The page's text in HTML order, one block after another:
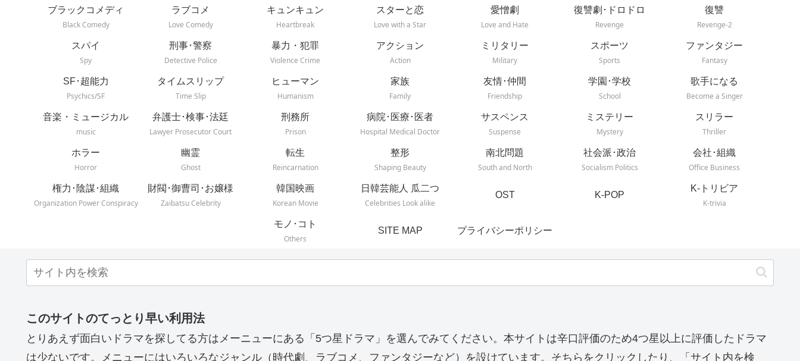
ブラックコメディ
Black Comedy
ラブコメ
Love Comedy
キュンキュン
Heartbreak
スターと恋
Love with a Star
愛憎劇
Love and Hate
復讐劇･ドロドロ
Revenge
復讐
Revenge-2
スパイ
Spy
刑事･警察
Detective Police
暴力・犯罪
Violence Crime
アクション
Action
ミリタリー
Military
スポーツ
Sports
ファンタジー
Fantasy
SF･超能力
Psychics/SF
タイムスリップ
Time Slip
ヒューマン
Humanism
家族
Family
友情･仲間
Friendship
学園･学校
School
歌手になる
Become a Singer
音楽・ミュージカル
music
弁護士･検事･法廷
Lawyer Prosecutor Court
刑務所
Prison
病院･医療･医者
Hospital Medical Doctor
サスペンス
Suspense
ミステリー
Mystery
スリラー
Thriller
ホラー
Horror
幽霊
Ghost
転生
Reincarnation
整形
Shaping Beauty
南北問題
South and North
社会派･政治
Socialism Politics
会社･組織
Office Business
権力･陰謀･組織
Organization Power Conspiracy
財閥･御曹司･お嬢様
Zaibatsu Celebrity
韓国映画
Korean Movie
日韓芸能人 瓜二つ
Celebrities Look alike
OST K-POP
K-トリビア
K-trivia
モノ･コト
Others
SITE MAP プライバシーポリシー
このサイトのてっとり早い利用法
とりあえず面白いドラマを探してる方はメーニューにある「5つ星ドラマ」を選んでみてください。本サイトは辛口評価のため4つ星以上に評価したドラマ
は少ないです。メニューにはいろいろなジャンル（時代劇、ラブコメ、ファンタジーなど）を設けています。そちらをクリックしたり、「サイト内を検